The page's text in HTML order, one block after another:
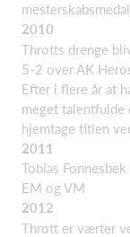
2010
Throtts drenge
5-2 over AK
Efter i flere år at
meget talentfulde
hjemtage titlen
2011
Tobias
EM og VM
2012
Thrott er værter